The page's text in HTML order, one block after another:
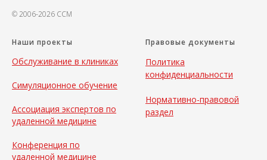
© 2006-2026 CCM
Наши проекты
Обслуживание в клиниках
Симуляционное обучение
Ассоциация экспертов по
удаленной медицине
Конференция по
удаленной медицине
Правовые документы
Политика
конфиденциальности
Нормативно-правовой
раздел